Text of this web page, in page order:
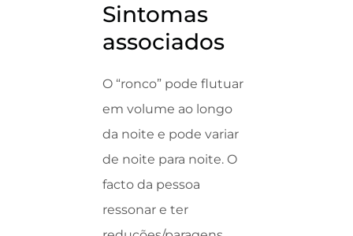
Sintomas
associados
O “ronco” pode flutuar
em volume ao longo
da noite e pode variar
de noite para noite. O
facto da pessoa
ressonar e ter